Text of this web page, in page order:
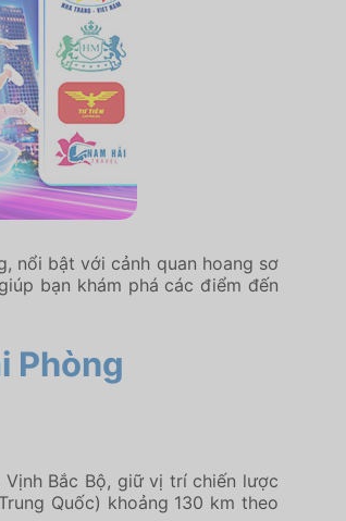
nổi bật với cảnh quan hoang sơ
bạn khám phá các điểm đến
Phòng
Bắc Bộ, giữ vị trí chiến lược
Quốc) khoảng 130 km theo